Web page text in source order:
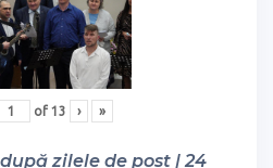
of 13 › »
zilele de post | 24